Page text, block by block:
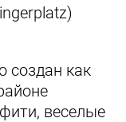
создан как
веселые